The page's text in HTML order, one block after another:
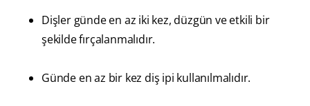
Dişler günde en az iki kez, düzgün ve etkili bir
şekilde fırçalanmalıdır.
Günde en az bir kez diş ipi kullanılmalıdır.